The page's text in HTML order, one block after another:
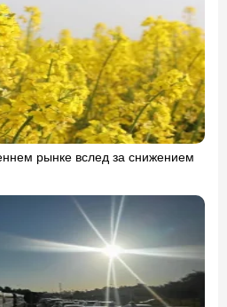
рынке вслед за снижением